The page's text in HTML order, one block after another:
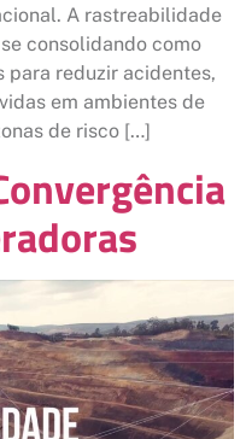
A rastreabilidade
consolidando como
para reduzir acidentes,
em ambientes de
de risco […]